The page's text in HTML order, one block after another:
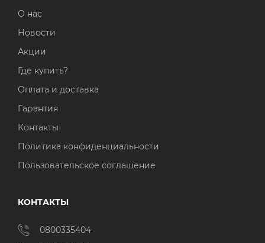
О нас
Новости
Акции
Где купить?
Оплата и доставка
Гарантия
Контакты
Политика конфиденциальности
Пользовательское соглашение
КОНТАКТЫ
0800335404